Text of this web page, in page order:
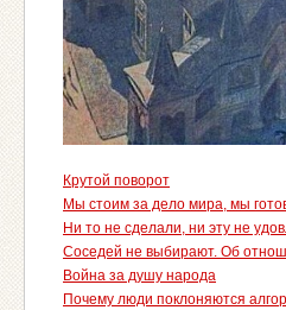
Крутой поворот
Мы стоим за дело мира, мы
Ни то не сделали, ни эту не
Соседей не выбирают. Об
Война за душу народа
Почему люди поклоняются